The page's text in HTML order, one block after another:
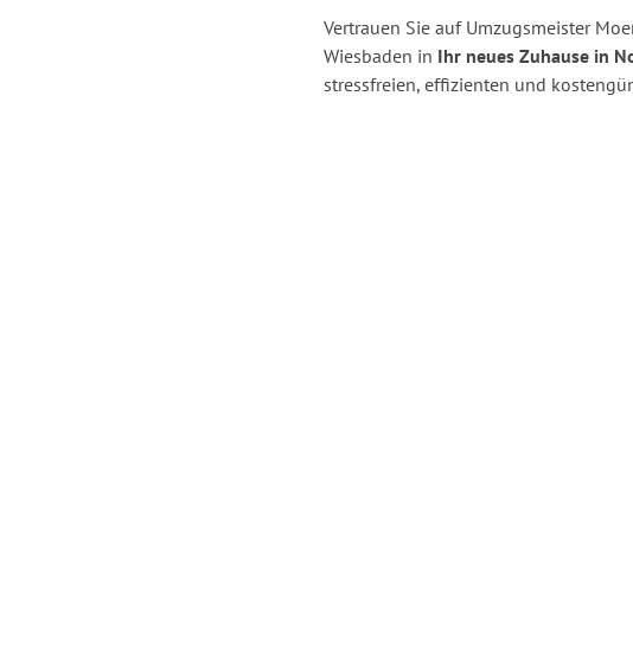
Vertrauen Sie auf Umzugsmeister
Wiesbaden in Ihr neues Zuhause in
stressfreien, effizienten und